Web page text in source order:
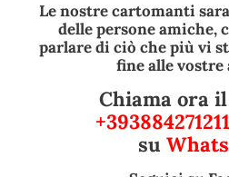
Le nostre cartomanti
delle persone amiche,
parlare di ciò che più vi
fine alle vostre
Chiama ora
+393884271211
su